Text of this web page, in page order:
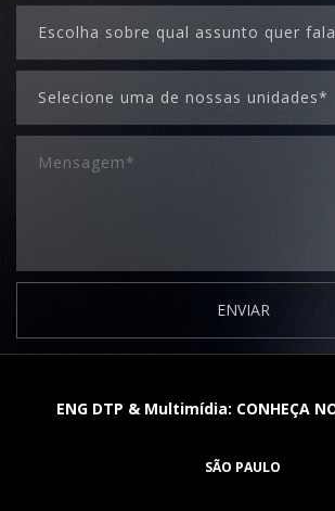
ENVIAR
ENG DTP & Multimídia: CONHEÇA
SÃO PAULO